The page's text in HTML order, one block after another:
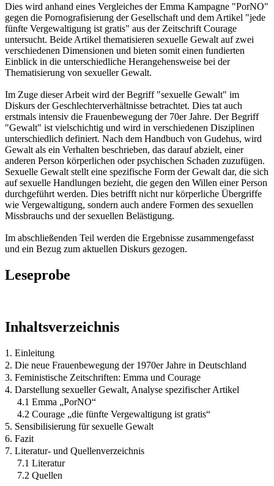
Dies wird anhand eines Vergleiches der Emma Kampagne "PorNO"
gegen die Pornografisierung der Gesellschaft und dem Artikel "jede
fünfte Vergewaltigung ist gratis" aus der Zeitschrift Courage
untersucht. Beide Artikel thematisieren sexuelle Gewalt auf zwei
verschiedenen Dimensionen und bieten somit einen fundierten
Einblick in die unterschiedliche Herangehensweise bei der
Thematisierung von sexueller Gewalt.
Im Zuge dieser Arbeit wird der Begriff "sexuelle Gewalt" im
Diskurs der Geschlechterverhältnisse betrachtet. Dies tat auch
erstmals intensiv die Frauenbewegung der 70er Jahre. Der Begriff
"Gewalt" ist vielschichtig und wird in verschiedenen Disziplinen
unterschiedlich definiert. Nach dem Handbuch von Gudehus, wird
Gewalt als ein Verhalten beschrieben, das darauf abzielt, einer
anderen Person körperlichen oder psychischen Schaden zuzufügen.
Sexuelle Gewalt stellt eine spezifische Form der Gewalt dar, die sich
auf sexuelle Handlungen bezieht, die gegen den Willen einer Person
durchgeführt werden. Dies betrifft nicht nur körperliche Übergriffe
wie Vergewaltigung, sondern auch andere Formen des sexuellen
Missbrauchs und der sexuellen Belästigung.
Im abschließenden Teil werden die Ergebnisse zusammengefasst
und ein Bezug zum aktuellen Diskurs gezogen.
Leseprobe
Inhaltsverzeichnis
1. Einleitung
2. Die neue Frauenbewegung der 1970er Jahre in Deutschland
3. Feministische Zeitschriften: Emma und Courage
4. Darstellung sexueller Gewalt, Analyse spezifischer Artikel
4.1 Emma „PorNO“
4.2 Courage „die fünfte Vergewaltigung ist gratis“
5. Sensibilisierung für sexuelle Gewalt
6. Fazit
7. Literatur- und Quellenverzeichnis
7.1 Literatur
7.2 Quellen